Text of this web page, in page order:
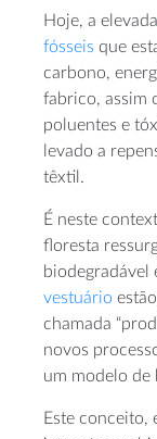
Hoje, a elevada
fósseis que
carbono,
fabrico, assim
poluentes e
levado a
têxtil.
É neste
floresta
biodegradável
vestuário
chamada
novos
um modelo de
Este conceito,